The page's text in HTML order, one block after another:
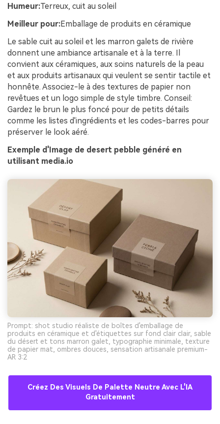
Humeur:Terreux, cuit au soleil
Meilleur pour:Emballage de produits en céramique
Le sable cuit au soleil et les marron galets de rivière
donnent une ambiance artisanale et à la terre. Il
convient aux céramiques, aux soins naturels de la peau
et aux produits artisanaux qui veulent se sentir tactile et
honnête. Associez-le à des textures de papier non
revêtues et un logo simple de style timbre. Conseil:
Gardez le brun le plus foncé pour de petits détails
comme les listes d'ingrédients et les codes-barres pour
préserver le look aéré.
Exemple d'Image de desert pebble généré en
utilisant media.io
Prompt: shot studio réaliste de boîtes d'emballage de
produits en céramique et d'étiquettes sur fond clair clair, sable
du désert et tons marron galet, typographie minimale, texture
de papier mat, ombres douces, sensation artisanale premium-
AR 3:2
Créez Des Visuels De Palette Neutre Avec L'IA
Gratuitement